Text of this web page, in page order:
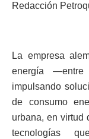
Redacción
La empresa
energía —entre
impulsando
de consumo
urbana, en virtud
tecnologías